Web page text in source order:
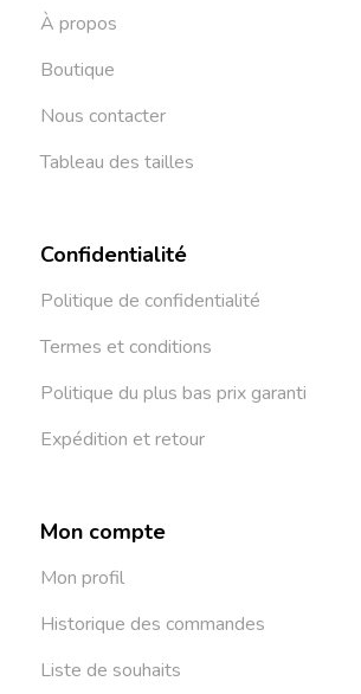
À propos
Boutique
Nous contacter
Tableau des tailles
Confidentialité
Politique de confidentialité
Termes et conditions
Politique du plus bas prix garanti
Expédition et retour
Mon compte
Mon profil
Historique des commandes
Liste de souhaits